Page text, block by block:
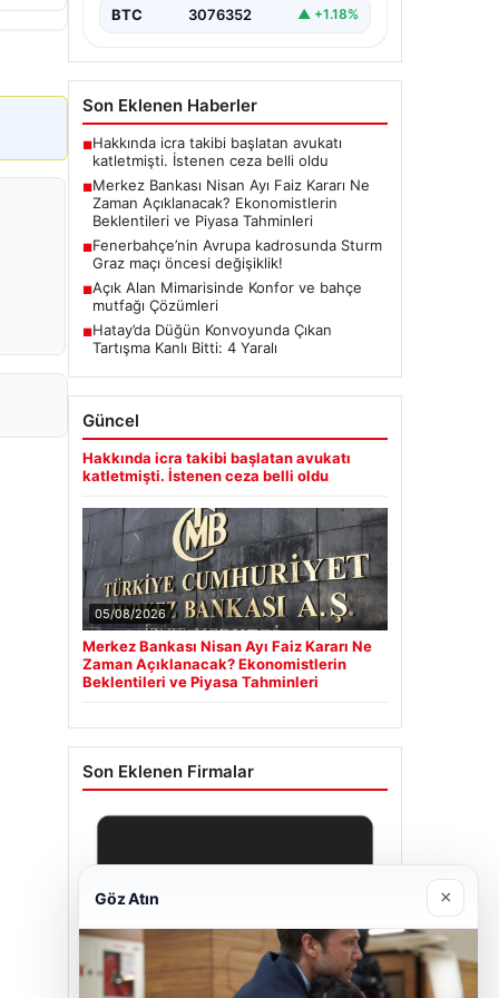
ayı faiz kararını belirlemek üzere…
BTC 3076352 ▲ +1.18%
Son Eklenen Haberler
■Hakkında icra takibi başlatan avukatı
katletmişti. İstenen ceza belli oldu
■Merkez Bankası Nisan Ayı Faiz Kararı Ne
Zaman Açıklanacak? Ekonomistlerin
Beklentileri ve Piyasa Tahminleri
■Fenerbahçe’nin Avrupa kadrosunda Sturm
Graz maçı öncesi değişiklik!
■Açık Alan Mimarisinde Konfor ve bahçe
mutfağı Çözümleri
■Hatay’da Düğün Konvoyunda Çıkan
Tartışma Kanlı Bitti: 4 Yaralı
Güncel
Hakkında icra takibi başlatan avukatı
katletmişti. İstenen ceza belli oldu
05/08/2026
Merkez Bankası Nisan Ayı Faiz Kararı Ne
Zaman Açıklanacak? Ekonomistlerin
Beklentileri ve Piyasa Tahminleri
Son Eklenen Firmalar
Göz Atın ×